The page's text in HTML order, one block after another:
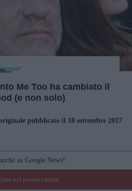
Me Too ha cambiato il
(e non solo)
pubblicato il 18 settembre 2017
su Google News!
nel nostro canale